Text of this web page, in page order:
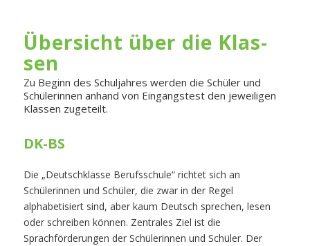
Über­sicht über die Klas­
sen
Zu Beginn des Schul­jah­res wer­den die Schü­ler und
Schü­le­rin­nen anhand von Ein­gangs­test den jewei­li­gen
Klas­sen zugeteilt.
DK-BS
Die „Deutschklasse Berufsschule“ richtet sich an
Schülerinnen und Schüler, die zwar in der Regel
alphabetisiert sind, aber kaum Deutsch sprechen, lesen
oder schreiben können. Zentrales Ziel ist die
Sprachförderungen der Schülerinnen und Schüler. Der